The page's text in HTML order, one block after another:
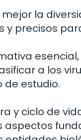
la
y precisos
a los
estudio.
y ciclo de
aspectos